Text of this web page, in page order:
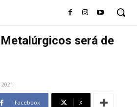
será de
Facebook X